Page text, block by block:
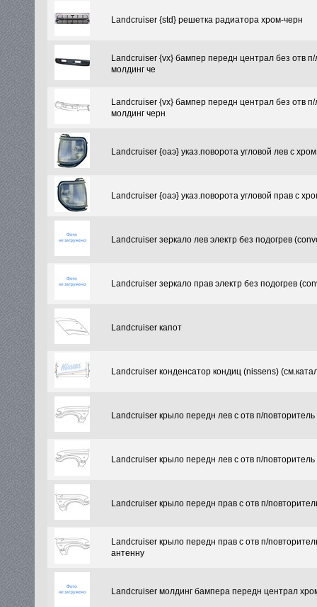
Landcruiser {std} решетка радиатора хром-черн
Landcruiser {vx} бампер передн централ без отв п/
молдинг че
Landcruiser {vx} бампер передн централ без отв п/
молдинг черн
Landcruiser {оаэ} указ.поворота угловой лев с хром
Landcruiser {оаэ} указ.поворота угловой прав с
Landcruiser зеркало лев электр без подогрев
Landcruiser зеркало прав электр без подогрев
Landcruiser капот
Landcruiser конденсатор кондиц (nissens)
Landcruiser крыло передн лев с отв п/повторитель
Landcruiser крыло передн лев с отв п/
Landcruiser крыло передн прав с отв п/
Landcruiser крыло передн прав с отв п/
антенну
Landcruiser молдинг бампера передн централ